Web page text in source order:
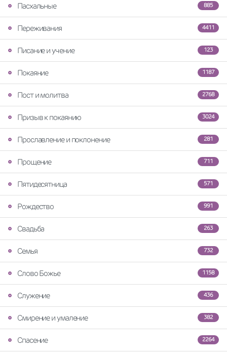
885
Пасхальные
4411
Переживания
123
Писание и учение
1187
Покаяние
2768
Пост и молитва
3024
Призыв к покаянию
281
Прославление и поклонение
711
Прощение
571
Пятидесятница
991
Рождество
263
Свадьба
732
Семья
1158
Слово Божье
436
Служение
382
Смирение и умаление
2264
Спасение